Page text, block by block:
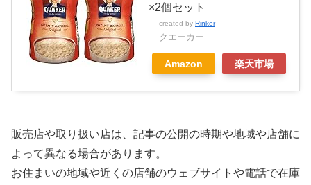
×2個セット
created by Rinker
クエーカー
Amazon 楽天市場
販売店や取り扱い店は、記事の公開の時期や地域や店舗に
よって異なる場合があります。
お住まいの地域や近くの店舗のウェブサイトや電話で在庫